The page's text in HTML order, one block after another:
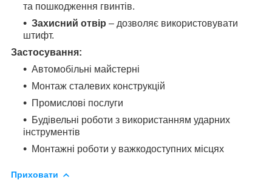
та пошкодження гвинтів.
Захисний отвір – дозволяє використовувати
штифт.
Застосування:
Автомобільні майстерні
Монтаж сталевих конструкцій
Промислові послуги
Будівельні роботи з використанням ударних
інструментів
Монтажні роботи у важкодоступних місцях
Приховати